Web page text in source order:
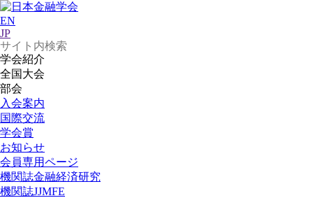
EN
JP
学会紹介
全国大会
部会
入会案内
国際交流
学会賞
お知らせ
会員専用ページ
機関誌金融経済研究
機関誌JJMFE